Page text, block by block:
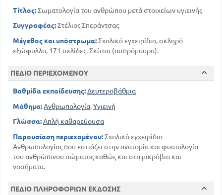
ΠΑΡΑΜΟΡΦΩΣΗ ΠΟΔΙΩΝ
29
ΡΑΧΙΤΙΔΑ
ΚΕΦΑΛΑΙΟ Β
ΤΟ ΜΥΙΚΟ ΣΥΣΤΗΜΑ
ΧΑΡΑΚΤΗΡΙΣΤΙΚΕΣ ΙΔΙΟΤΗΤΕΣ ΤΩΝ ΜΥΩΝ
33
ΣΩΜΑΤΙΚΕΣ ΑΣΚΗΣΕΙΣ
ΚΕΦΑΛΑΙΟ Γ
ΤΟ ΠΕΠΤΙΚΟ ΣΥΣΤΗΜΑ
ΟΙ ΤΡΟΦΕΣ ΚΑΙ Η ΠΕΨΗ
ΟΙ ΟΡΓΑΝΙΚΕΣ ΘΡΕΠΤΙΚΕΣ ΟΥΣΙΕΣ
Τίτλος:Σωματολογία του ανθρώπου μετά στοιχείων υγιεινής
Συγγραφέας:Στέλιος Σπεράντσας
Μέγεθος και υπόστρωμα:Σχολικό εγχειρίδιο, σκληρό
εξώφυλλο, 171 σελίδες. Σκίτσα (ασπρόμαυρα).
ΠΕΔΙΟ ΠΕΡΙΕΧΟΜΕΝΟΥ
Βαθμίδα εκπαίδευσης:Δευτεροβάθμια
Μάθημα:Ανθρωπολογία,Υγιεινή
Γλώσσα:Απλή καθαρεύουσα
Παρουσίαση περιεχομένου:Σχολικό εγχειρίδιο
Ανθρωπολογίας που εστιάζει στην ανατομία και φυσιολογία
του ανθρώπινου σώματος καθώς και στα μικρόβια και
νοσήματα.
ΠΕΔΙΟ ΠΛΗΡΟΦΟΡΙΩΝ ΕΚΔΟΣΗΣ